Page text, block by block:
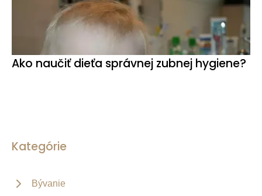
Ako naučiť dieťa správnej zubnej hygiene?
Kategórie
Bývanie